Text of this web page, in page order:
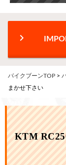
chevron_right
バイクブーンTOP >
まかせ下さい
KTM